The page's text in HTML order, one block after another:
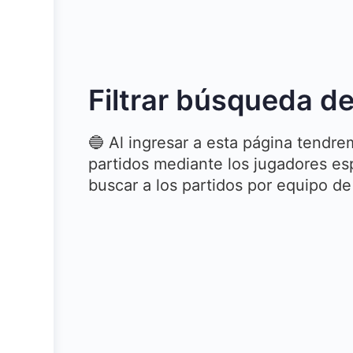
Filtrar búsqueda
🔵 Al ingresar a esta página
partidos mediante los jugadores
buscar a los partidos por equipo